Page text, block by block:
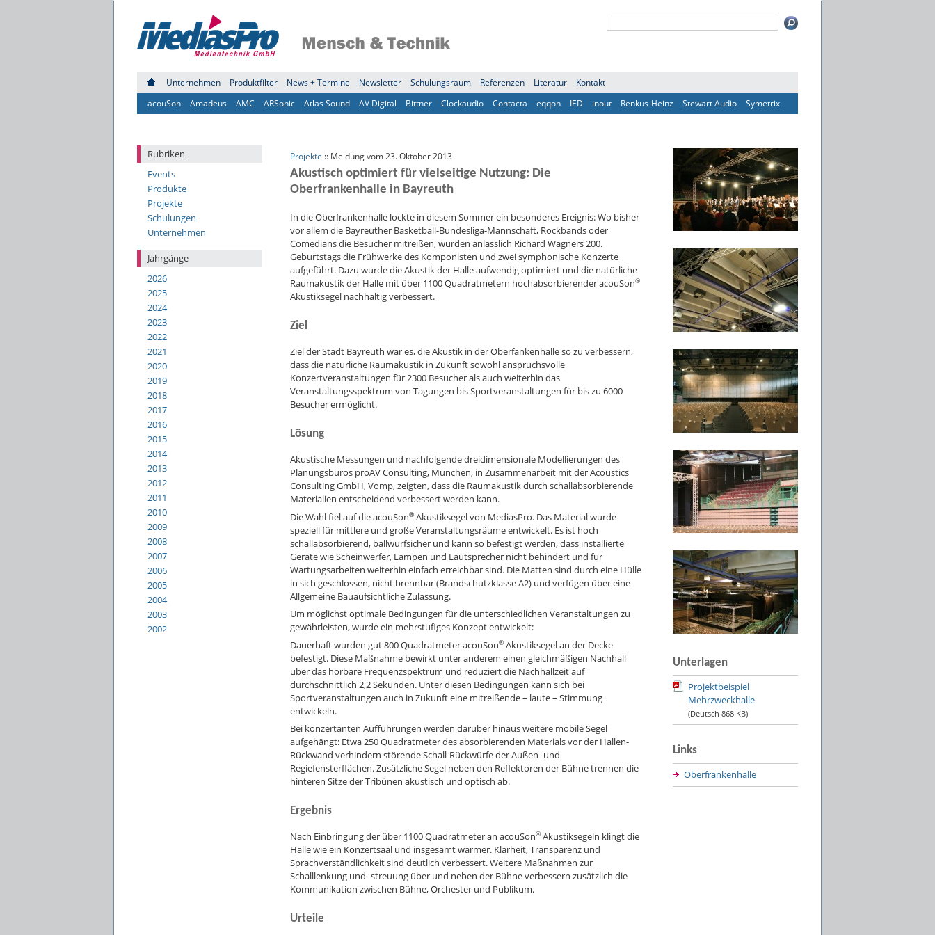
Unternehmen Produktfilter News + Termine Newsletter Schulungsraum Referenzen Literatur
Kontakt
acouSon
Amadeus AMC ARSonic Atlas Sound AV Digital Bittner Clockaudio Contacta eqqon IED inout Renkus-Heinz Stewart Audio Symetrix
Rubriken
Events
Produkte
Projekte
Schulungen
Unternehmen
Jahrgänge
2026
2025
2024
2023
2022
2021
2020
2019
2018
2017
2016
2015
2014
2013
2012
2011
2010
2009
2008
2007
2006
2005
2004
2003
2002
Projekte :: Meldung vom 23. Oktober 2013
Akustisch optimiert für vielseitige Nutzung: Die
Oberfrankenhalle in Bayreuth
In die Oberfrankenhalle lockte in diesem Sommer ein besonderes Ereignis: Wo bisher
vor allem die Bayreuther Basketball-Bundesliga-Mannschaft, Rockbands oder
Comedians die Besucher mitreißen, wurden anlässlich Richard Wagners 200.
Geburtstags die Frühwerke des Komponisten und zwei symphonische Konzerte
aufgeführt. Dazu wurde die Akustik der Halle aufwendig optimiert und die natürliche
Raumakustik der Halle mit über 1100 Quadratmetern hochabsorbierender acouSon®
Akustiksegel nachhaltig verbessert.
Ziel
Ziel der Stadt Bayreuth war es, die Akustik in der Oberfankenhalle so zu verbessern,
dass die natürliche Raumakustik in Zukunft sowohl anspruchsvolle
Konzertveranstaltungen für 2300 Besucher als auch weiterhin das
Veranstaltungsspektrum von Tagungen bis Sportveranstaltungen für bis zu 6000
Besucher ermöglicht.
Lösung
Akustische Messungen und nachfolgende dreidimensionale Modellierungen des
Planungsbüros proAV Consulting, München, in Zusammenarbeit mit der Acoustics
Consulting GmbH, Vomp, zeigten, dass die Raumakustik durch schallabsorbierende
Materialien entscheidend verbessert werden kann.
Die Wahl fiel auf die acouSon® Akustiksegel von MediasPro. Das Material wurde
speziell für mittlere und große Veranstaltungsräume entwickelt. Es ist hoch
schallabsorbierend, ballwurfsicher und kann so befestigt werden, dass installierte
Geräte wie Scheinwerfer, Lampen und Lautsprecher nicht behindert und für
Wartungsarbeiten weiterhin einfach erreichbar sind. Die Matten sind durch eine Hülle
in sich geschlossen, nicht brennbar (Brandschutzklasse A2) und verfügen über eine
Allgemeine Bauaufsichtliche Zulassung.
Um möglichst optimale Bedingungen für die unterschiedlichen Veranstaltungen zu
gewährleisten, wurde ein mehrstufiges Konzept entwickelt:
Dauerhaft wurden gut 800 Quadratmeter acouSon® Akustiksegel an der Decke
befestigt. Diese Maßnahme bewirkt unter anderem einen gleichmäßigen Nachhall
über das hörbare Frequenzspektrum und reduziert die Nachhallzeit auf
durchschnittlich 2,2 Sekunden. Unter diesen Bedingungen kann sich bei
Sportveranstaltungen auch in Zukunft eine mitreißende – laute – Stimmung
entwickeln.
Bei konzertanten Aufführungen werden darüber hinaus weitere mobile Segel
aufgehängt: Etwa 250 Quadratmeter des absorbierenden Materials vor der Hallen-
Rückwand verhindern störende Schall-Rückwürfe der Außen- und
Regiefensterflächen. Zusätzliche Segel neben den Reflektoren der Bühne trennen die
hinteren Sitze der Tribünen akustisch und optisch ab.
Ergebnis
Nach Einbringung der über 1100 Quadratmeter an acouSon® Akustiksegeln klingt die
Halle wie ein Konzertsaal und insgesamt wärmer. Klarheit, Transparenz und
Sprachverständlichkeit sind deutlich verbessert. Weitere Maßnahmen zur
Schalllenkung und -streuung über und neben der Bühne verbessern zusätzlich die
Kommunikation zwischen Bühne, Orchester und Publikum.
Urteile
Unterlagen
Projektbeispiel
Mehrzweckhalle
(Deutsch 868 KB)
Links
Oberfrankenhalle